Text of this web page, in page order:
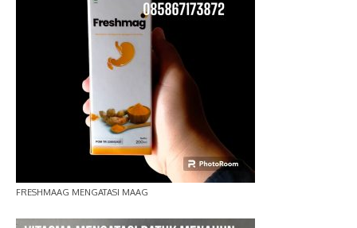
FRESHMAAG MENGATASI MAAG